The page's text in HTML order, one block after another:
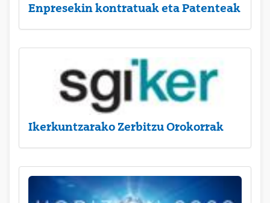
Enpresekin kontratuak eta Patenteak
Ikerkuntzarako Zerbitzu Orokorrak